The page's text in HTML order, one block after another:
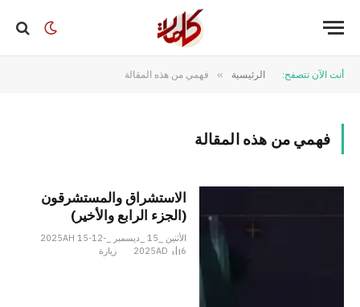
أنت الآن تتصفح: الرئيسية » فهمي من هذه المقالة
فهمي من هذه المقالة
الاستشراق والمستشرقون
(الجزء الرابع والأخير)
الأثنين _15 _ديسمبر _2025AH 15-12-
2025AD
6 زيارة